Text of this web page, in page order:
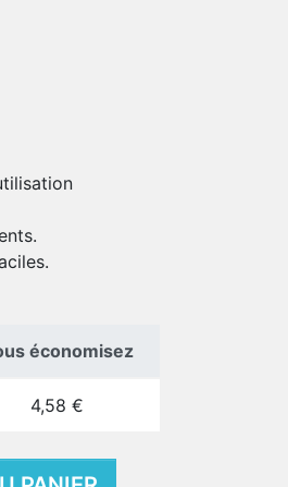
économisez
4,58 €